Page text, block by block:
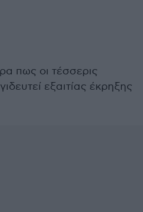
πως οι τέσσερις
εξαιτίας έκρηξης